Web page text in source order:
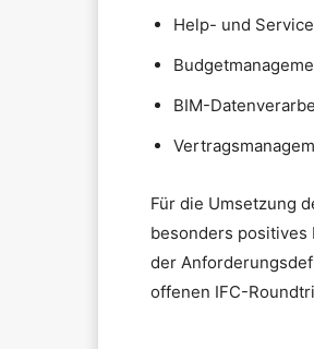
Help- und
BIM-
Für die Umsetzung
besonders positives
der
offenen IFC-